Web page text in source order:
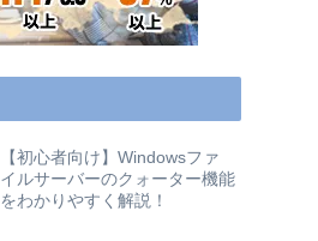
【初心者向け】Windowsファ
イルサーバーのクォーター機能
をわかりやすく解説！